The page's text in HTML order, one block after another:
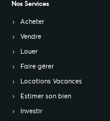
Nos Services
Acheter
Vendre
Louer
Faire gérer
Locations Vacances
Estimer son bien
Investir